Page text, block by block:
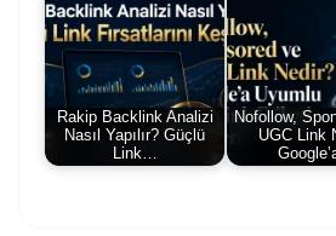
Rakip Backlink Analizi
Nasıl Yapılır? Güçlü
Link…
Nofollow,
UGC Link